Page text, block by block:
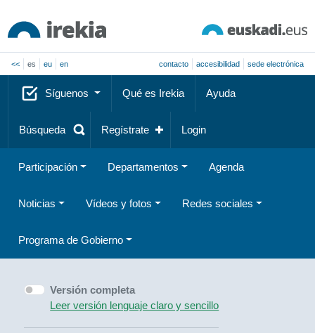
<< es eu en contacto accesibilidad sede electrónica
Síguenos Qué es Irekia Ayuda
Búsqueda Regístrate Login
Participación Departamentos Agenda
Noticias Vídeos y fotos Redes sociales
Programa de Gobierno
Versión completa
Leer versión lenguaje claro y sencillo